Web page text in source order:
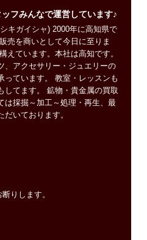
フみんなで運営しています♪
キガイシャ) 2000年に高知県で
売を商いとして今日に至りま
えています。本社は高知です。
、アクセサリー・ジュエリーの
っています。 教室・レッスンも
してます。 鉱物・貴金属の買取
は採掘～加工～処理・再生、最
いております。
りします。